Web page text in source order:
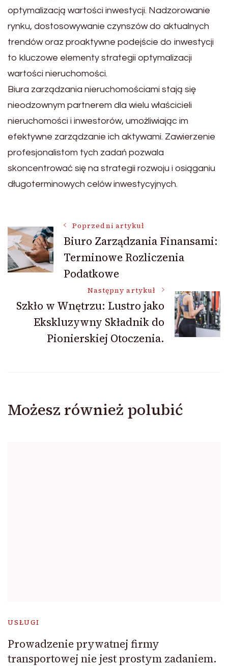
optymalizacją wartości inwestycji. Nadzorowanie
rynku, dostosowywanie czynszów do aktualnych
trendów oraz proaktywne podejście do inwestycji
to kluczowe elementy strategii optymalizacji
wartości nieruchomości.
Biura zarządzania nieruchomościami stają się
nieodzownym partnerem dla wielu właścicieli
nieruchomości i inwestorów, umożliwiając im
efektywne zarządzanie ich aktywami. Zawierzenie
profesjonalistom tych zadań pozwala
skoncentrować się na strategii rozwoju i osiąganiu
długoterminowych celów inwestycyjnych.
Nawigacja
wpisu
Poprzedni artykuł
Biuro Zarządzania Finansami:
Terminowe Rozliczenia
Podatkowe
Następny artykuł
Szkło w Wnętrzu: Lustro jako
Ekskluzywny Składnik do
Pionierskiej Otoczenia.
Możesz również polubić
USŁUGI
Prowadzenie prywatnej firmy
transportowej nie jest prostym zadaniem.